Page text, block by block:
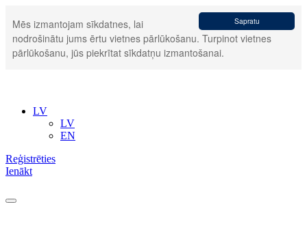
Sapratu
Mēs izmantojam sīkdatnes, lai
nodrošinātu jums ērtu vietnes pārlūkošanu. Turpinot vietnes
pārlūkošanu, jūs piekrītat sīkdatņu izmantošanai.
LV
LV
EN
Reģistrēties
Ienākt